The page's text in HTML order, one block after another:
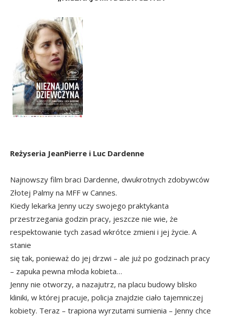
Reżyseria JeanPierre i Luc Dardenne
Najnowszy film braci Dardenne, dwukrotnych zdobywców
Złotej Palmy na MFF w Cannes.
Kiedy lekarka Jenny uczy swojego praktykanta
przestrzegania godzin pracy, jeszcze nie wie, że
respektowanie tych zasad wkrótce zmieni i jej życie. A
stanie
się tak, ponieważ do jej drzwi – ale już po godzinach pracy
– zapuka pewna młoda kobieta…
Jenny nie otworzy, a nazajutrz, na placu budowy blisko
kliniki, w której pracuje, policja znajdzie ciało tajemniczej
kobiety. Teraz – trapiona wyrzutami sumienia – Jenny chce